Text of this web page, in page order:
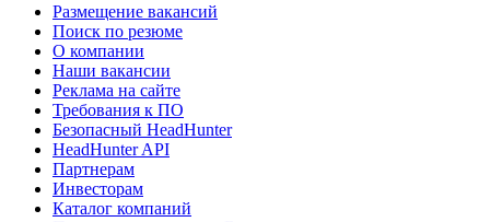
Размещение вакансий
Поиск по резюме
О компании
Наши вакансии
Реклама на сайте
Требования к ПО
Безопасный HeadHunter
HeadHunter API
Партнерам
Инвесторам
Каталог компаний